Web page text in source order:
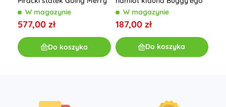
W magazynie
577,00 zł
Do koszyka
W magazynie
187,00 zł
Do koszyka